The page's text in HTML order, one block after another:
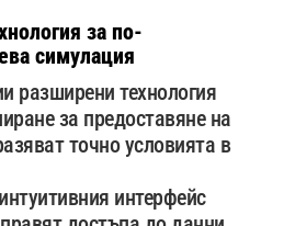
за по-
симулация
разширени технология
за предоставяне на
точно условията в
интерфейс